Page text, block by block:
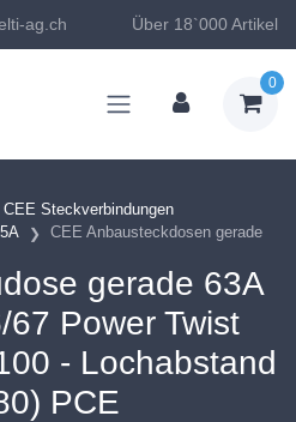
ag.ch Über 18`000 Artikel
0
CEE Steckverbindungen
CEE Anbausteckdosen gerade
gerade 63A
Power Twist
- Lochabstand
PCE